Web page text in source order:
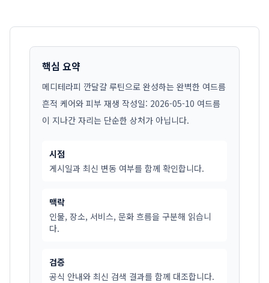
핵심 요약
메디테라피 깐달걀 루틴으로 완성하는 완벽한 여드름
흔적 케어와 피부 재생 작성일: 2026-05-10 여드름
이 지나간 자리는 단순한 상처가 아닙니다.
시점
게시일과 최신 변동 여부를 함께 확인합니다.
맥락
인물, 장소, 서비스, 문화 흐름을 구분해 읽습니
다.
검증
공식 안내와 최신 검색 결과를 함께 대조합니다.